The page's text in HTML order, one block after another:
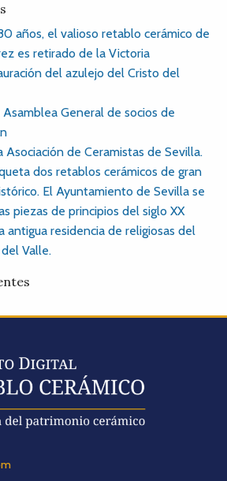
años, el valioso retablo cerámico de
es retirado de la Victoria
del azulejo del Cristo del
General de socios de
de Ceramistas de Sevilla.
dos retablos cerámicos de gran
El Ayuntamiento de Sevilla se
piezas de principios del siglo XX
antigua residencia de religiosas del
Valle.